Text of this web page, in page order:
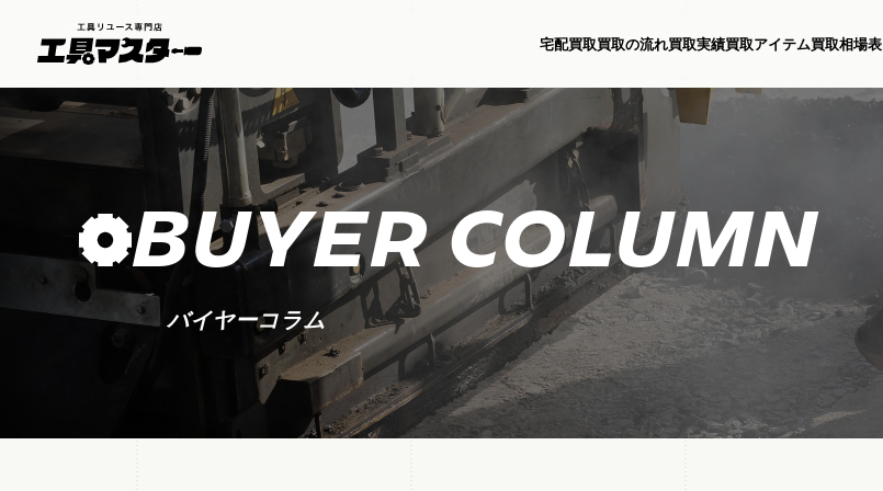
宅配買取買取の流れ買取実績買取アイテム買取相場表
BUYER COLUMN
バイヤーコラム